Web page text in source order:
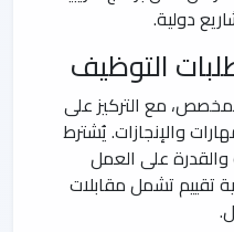
دولية.
التوظيف
مع التركيز على
والإنجازات. يُشترط
والقدرة على العمل
تقييم تشمل مقابلات